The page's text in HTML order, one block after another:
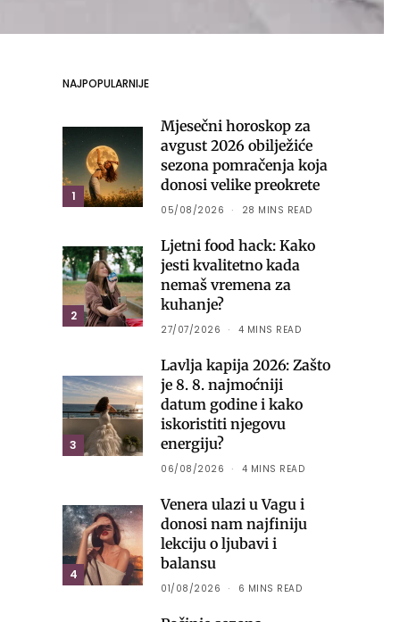
NAJPOPULARNIJE
1
Mjesečni horoskop za
avgust 2026 obilježiće
sezona pomračenja koja
donosi velike preokrete
05/08/2026 28 MINS READ
2
Ljetni food hack: Kako
jesti kvalitetno kada
nemaš vremena za
kuhanje?
27/07/2026 4 MINS READ
3
Lavlja kapija 2026: Zašto
je 8. 8. najmoćniji
datum godine i kako
iskoristiti njegovu
energiju?
06/08/2026 4 MINS READ
4
Venera ulazi u Vagu i
donosi nam najfiniju
lekciju o ljubavi i
balansu
01/08/2026 6 MINS READ